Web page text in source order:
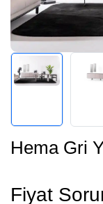
Hema Gri
Fiyat